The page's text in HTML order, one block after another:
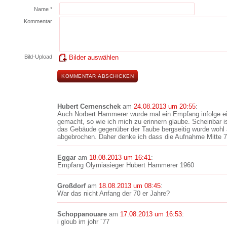
Name *
Kommentar
Bild-Upload Bilder auswählen
Hubert Cernenschek am 24.08.2013 um 20:55:
Auch Norbert Hammerer wurde mal ein Empfang infolge
gemacht, so wie ich mich zu erinnern glaube. Scheinbar
das Gebäude gegenüber der Taube bergseitig wurde
abgebrochen. Daher denke ich dass die Aufnahme Mitte
Eggar am 18.08.2013 um 16:41:
Empfang Olymiasieger Hubert Hammerer 1960
Großdorfam 18.08.2013 um 08:45:
War das nicht Anfang der 70 er Jahre?
Schoppanouare am 17.08.2013 um 16:53:
i gloub im johr ´77